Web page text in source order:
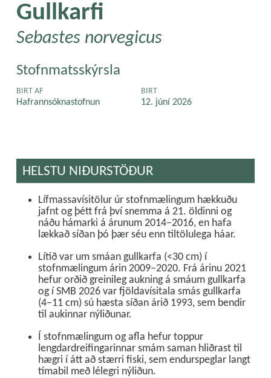
Gullkarfi
Sebastes norvegicus
Stofnmatsskýrsla
BIRT AF
Hafrannsóknastofnun
BIRT
12. júní 2026
HELSTU NIÐURSTÖÐUR
Lífmassavísitölur úr stofnmælingum hækkuðu
jafnt og þétt frá því snemma á 21. öldinni og
náðu hámarki á árunum 2014–2016, en hafa
lækkað síðan þó þær séu enn tiltölulega háar.
Lítið var um smáan gullkarfa (<30 cm) í
stofnmælingum árin 2009–2020. Frá árinu 2021
hefur orðið greinileg aukning á smáum gullkarfa
og í SMB 2026 var fjöldavísitala smás gullkarfa
(4–11 cm) sú hæsta síðan árið 1993, sem bendir
til aukinnar nýliðunar.
Í stofnmælingum og afla hefur toppur
lengdardreifingarinnar smám saman hliðrast til
hægri í átt að stærri fiski, sem endurspeglar langt
tímabil með lélegri nýliðun.